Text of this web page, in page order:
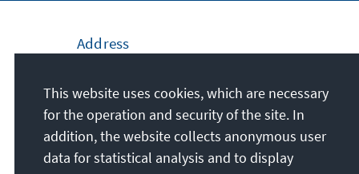
Address
Konrad-Adenauer-Stiftung e.V.
Civic Education Forum Berlin
Klingelhöferstr. 23
10785Berlin
Germany
This website uses cookies, which are necessary
for the operation and security of the site. In
addition, the website collects anonymous user
data for statistical analysis and to display